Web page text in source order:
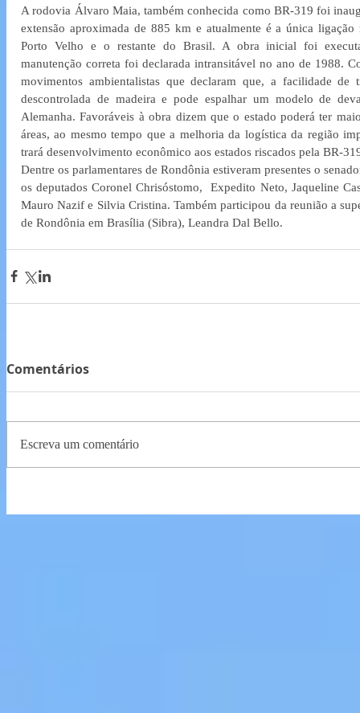
A rodovia Álvaro Maia, também conhecida como BR-319 foi
extensão aproximada de 885 km e atualmente é a única
Porto Velho e o restante do Brasil. A obra inicial foi
manutenção correta foi declarada intransitável no ano de 1988.
movimentos ambientalistas que declaram que, a facilidade de
descontrolada de madeira e pode espalhar um modelo de
Alemanha. Favoráveis à obra dizem que o estado poderá ter
áreas, ao mesmo tempo que a melhoria da logística da região
trará desenvolvimento econômico aos estados riscados pela BR-
Dentre os parlamentares de Rondônia estiveram presentes o
os deputados Coronel Chrisóstomo,  Expedito Neto, Jaqueline
Mauro Nazif e Silvia Cristina. Também participou da reunião a
de Rondônia em Brasília (Sibra), Leandra Dal Bello.
Comentários
Escreva um comentário